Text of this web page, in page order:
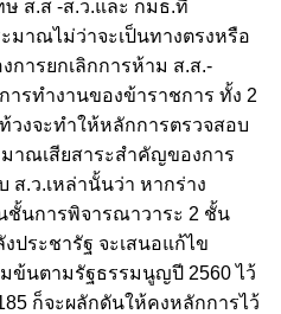
ส.ส -ส.ว.และ กมธ.ที่
มาณไม่ว่าจะเป็นทางตรงหรือ
การยกเลิกการห้าม ส.ส.-
ารทำงานของข้าราชการ ทั้ง 2
วงจะทำให้หลักการตรวจสอบ
าณเสียสาระสำคัญของการ
ส.ว.เหล่านั้นว่า หากร่าง
ชั้นการพิจารณาวาระ 2 ชั้น
ประชารัฐ จะเสนอแก้ไข
ข้นตามรัฐธรรมนูญปี 2560 ไว้
ก็จะผลักดันให้คงหลักการไว้